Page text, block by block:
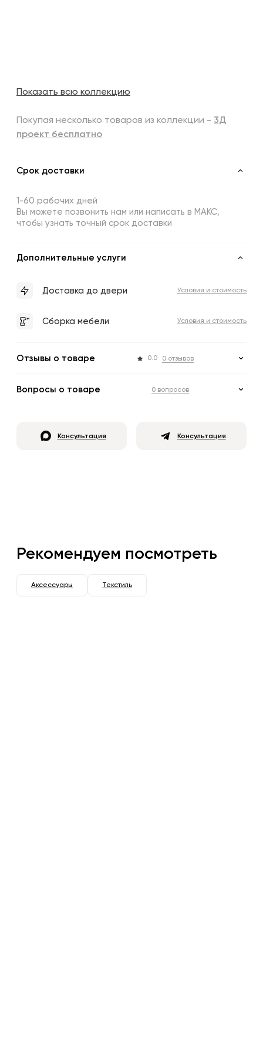
Показать всю коллекцию
Покупая несколько товаров из коллекции - 3Д
проект бесплатно
Срок доставки
1-60 рабочих дней
Вы можете позвонить нам или написать в МАКС,
чтобы узнать точный срок доставки
Дополнительные услуги
Доставка до двери Условия и стоимость
Сборка мебели Условия и стоимость
Отзывы о товаре 0.0 0 отзывов
Вопросы о товаре 0 вопросов
Консультация Консультация
Рекомендуем посмотреть
Аксессуары Текстиль